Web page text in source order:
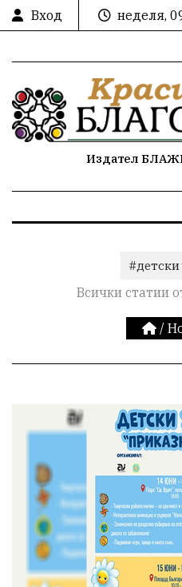
Вход
неделя,
Издател
Всички статии
/